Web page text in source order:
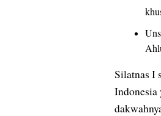
Silatnas I
Indonesia